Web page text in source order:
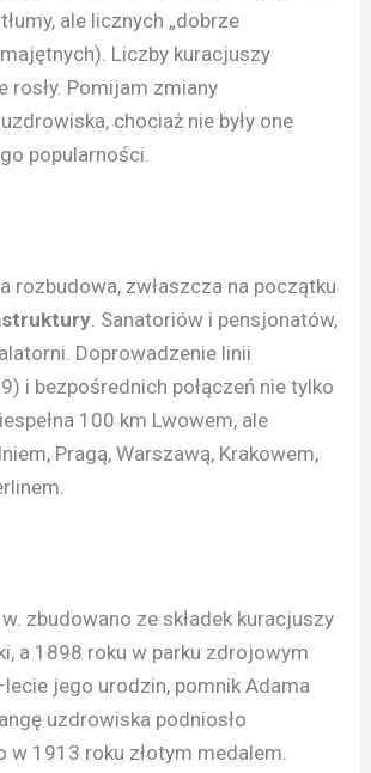
ale licznych „dobrze
Liczby kuracjuszy
rosły. Pomijam zmiany
chociaż nie były one
popularności.
rozbudowa, zwłaszcza na początku
. Sanatoriów i pensjonatów,
Doprowadzenie linii
i bezpośrednich połączeń nie tylko
100 km Lwowem, ale
Pragą, Warszawą, Krakowem,
zbudowano ze składek kuracjuszy
a 1898 roku w parku zdrojowym
jego urodzin, pomnik Adama
uzdrowiska podniosło
w 1913 roku złotym medalem.